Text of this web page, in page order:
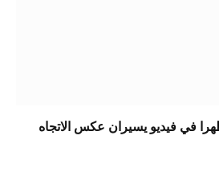
في فيديو يسيران عكس الاتجاه